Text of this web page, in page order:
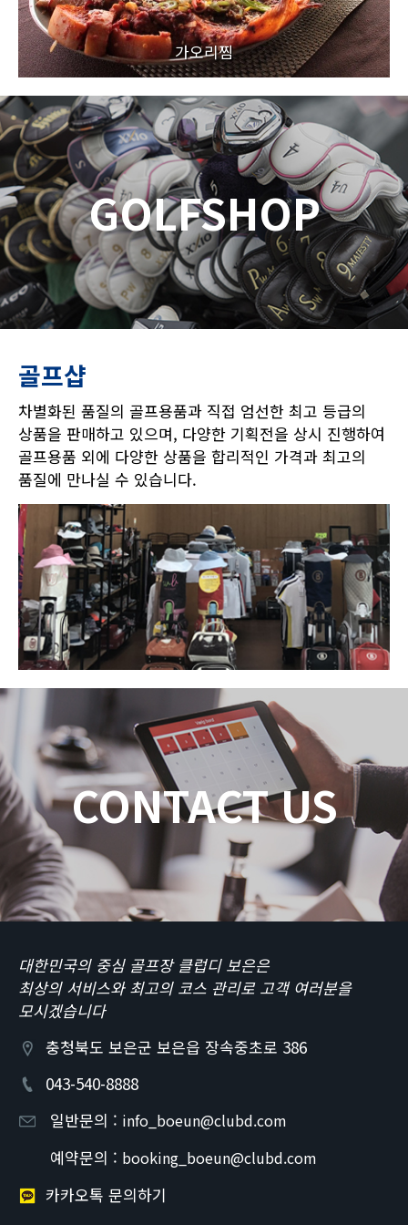
가오리찜
GOLFSHOP
골프샵
차별화된 품질의 골프용품과 직접 엄선한 최고 등급의
상품을 판매하고 있으며, 다양한 기획전을 상시 진행하여
골프용품 외에 다양한 상품을 합리적인 가격과 최고의
품질에 만나실 수 있습니다.
CONTACT US
대한민국의 중심 골프장 클럽디 보은은
최상의 서비스와 최고의 코스 관리로 고객 여러분을
모시겠습니다
충청북도 보은군 보은읍 장속중초로 386
043-540-8888
일반문의 : info_boeun@clubd.com
예약문의 : booking_boeun@clubd.com
카카오톡 문의하기